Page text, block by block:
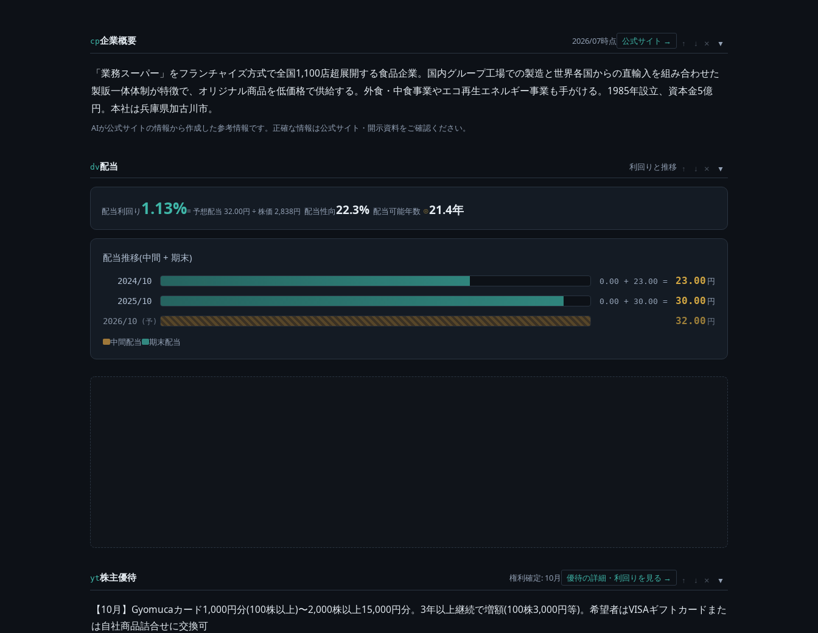
cp企業概要 2026/07時点 公式サイト → ↑ ↓ ×
「業務スーパー」をフランチャイズ方式で全国1,100店超展開する食品企業。国内グループ工場での製造と世界各国からの直輸入を組み合わせた
製販一体体制が特徴で、オリジナル商品を低価格で供給する。外食・中食事業やエコ再生エネルギー事業も手がける。1985年設立、資本金5億
円。本社は兵庫県加古川市。
AIが公式サイトの情報から作成した参考情報です。正確な情報は公式サイト・開示資料をご確認ください。
dv配当 利回りと推移 ↑ ↓ ×
配当利回り 1.13%= 予想配当 32.00円 ÷ 株価 2,838円 配当性向22.3% 配当可能年数 ⊙21.4年
配当推移(中間 + 期末)
2024/10 0.00 + 23.00 = 23.00 円
2025/10 0.00 + 30.00 = 30.00 円
2026/10 32.00 円
中間配当 期末配当
yt株主優待 権利確定: 10月 優待の詳細・利回りを見る → ↑ ↓ ×
【10月】Gyomucaカード1,000円分(100株以上)〜2,000株以上15,000円分。3年以上継続で増額(100株3,000円等)。希望者はVISAギフトカードまた
は自社商品詰合せに交換可